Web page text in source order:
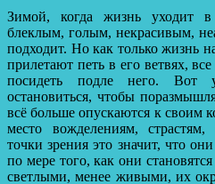
Зимой, когда жизнь уходит в
блеклым, голым, некрасивым,
подходит. Но как только жизнь
прилетают петь в его ветвях,
посидеть подле него. Вот
остановиться, чтобы
всё больше опускаются к своим
место вожделениям,
точки зрения это значит, что
по мере того, как они
светлыми, менее живыми, их